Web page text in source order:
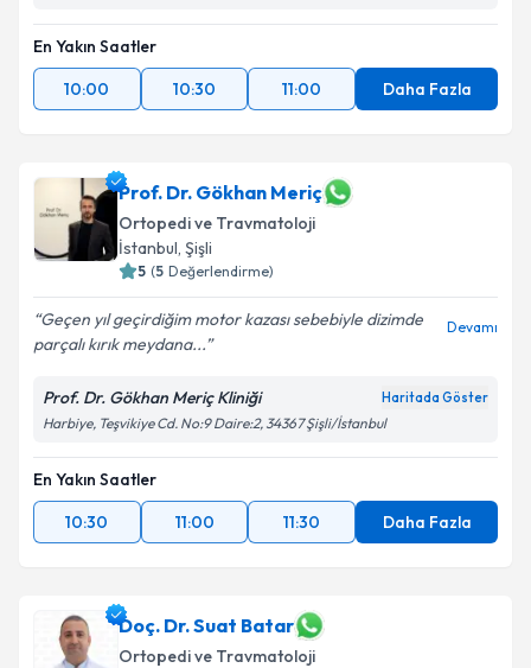
Takvim Talebini Gönder
En Yakın Saatler
10:00
10:30 11:00 Daha Fazla
Prof. Dr. Gökhan Meriç
Ortopedi ve Travmatoloji
İstanbul, Şişli
5 (5 Değerlendirme)
Geçen yıl geçirdiğim motor kazası sebebiyle dizimde
parçalı kırık meydana...
Devamı
Prof. Dr. Gökhan Meriç Kliniği Haritada Göster
Harbiye, Teşvikiye Cd. No:9 Daire:2, 34367 Şişli/İstanbul
En Yakın Saatler
10:30
11:00 11:30 Daha Fazla
Doç. Dr. Suat Batar
Ortopedi ve Travmatoloji